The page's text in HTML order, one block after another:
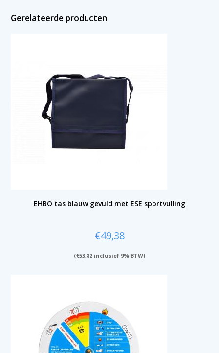
Gerelateerde producten
EHBO tas blauw gevuld met ESE sportvulling
€49,38
(€53,82 inclusief 9% BTW)